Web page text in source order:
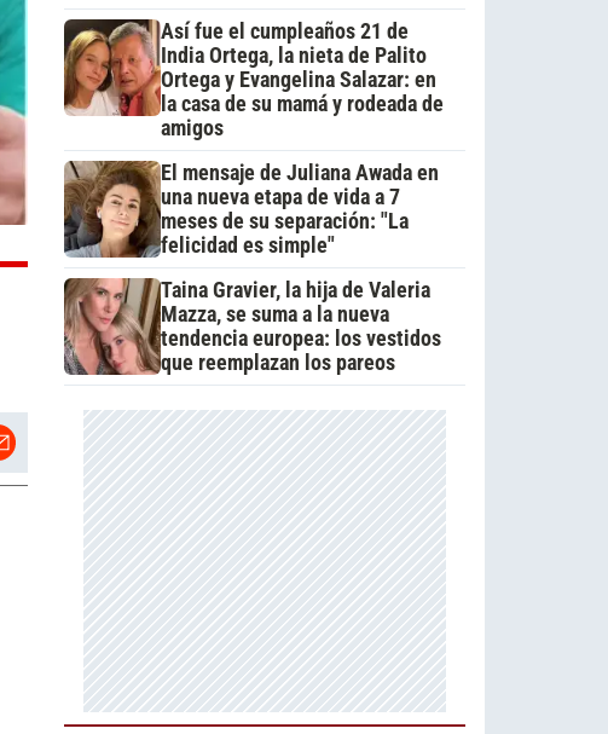
Así fue el cumpleaños 21 de
India Ortega, la nieta de Palito
Ortega y Evangelina Salazar: en
la casa de su mamá y rodeada de
amigos
El mensaje de Juliana Awada en
una nueva etapa de vida a 7
meses de su separación: "La
felicidad es simple"
Taina Gravier, la hija de Valeria
Mazza, se suma a la nueva
tendencia europea: los vestidos
que reemplazan los pareos